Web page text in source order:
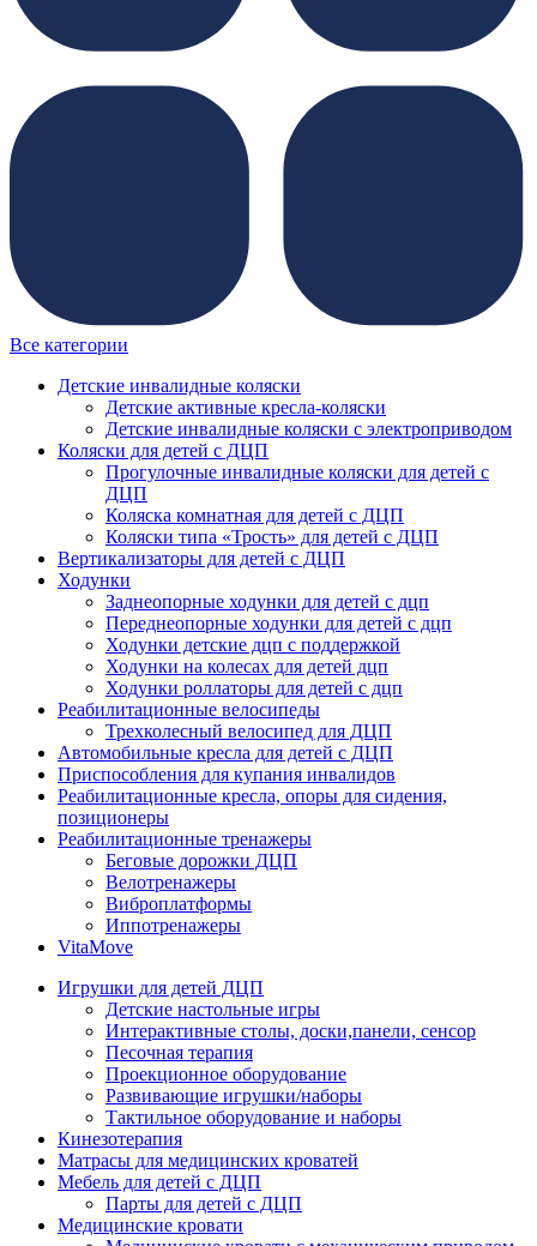
Все категории
Детские инвалидные коляски
Детские активные кресла-коляски
Детские инвалидные коляски с электроприводом
Коляски для детей с ДЦП
Прогулочные инвалидные коляски для детей с
ДЦП
Коляска комнатная для детей с ДЦП
Коляски типа «Трость» для детей с ДЦП
Вертикализаторы для детей с ДЦП
Ходунки
Заднеопорные ходунки для детей с дцп
Переднеопорные ходунки для детей с дцп
Ходунки детские дцп с поддержкой
Ходунки на колесах для детей дцп
Ходунки роллаторы для детей с дцп
Реабилитационные велосипеды
Трехколесный велосипед для ДЦП
Автомобильные кресла для детей с ДЦП
Приспособления для купания инвалидов
Реабилитационные кресла, опоры для сидения,
позиционеры
Реабилитационные тренажеры
Беговые дорожки ДЦП
Велотренажеры
Виброплатформы
Иппотренажеры
VitaMove
Игрушки для детей ДЦП
Детские настольные игры
Интерактивные столы, доски,панели, сенсор
Песочная терапия
Проекционное оборудование
Развивающие игрушки/наборы
Тактильное оборудование и наборы
Кинезотерапия
Матрасы для медицинских кроватей
Мебель для детей с ДЦП
Парты для детей с ДЦП
Медицинские кровати